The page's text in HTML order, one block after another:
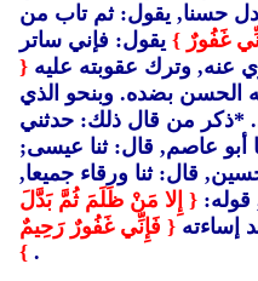
حسنا, يقول: ثم تاب من
غَفُورٌ } يقول: فإني ساتر
عنه, وترك عقوبته عليه {
الحسن بضده. وبنحو الذي
*ذكر من قال ذلك: حدثني
أبو عاصم, قال: ثنا عيسى;
قال: ثنا ورقاء جميعا,
{ إِلا مَنْ ظَلَمَ ثُمَّ بَدَّلَ
إساءته { فَإِنِّي غَفُورٌ رَحِيمٌ
} .